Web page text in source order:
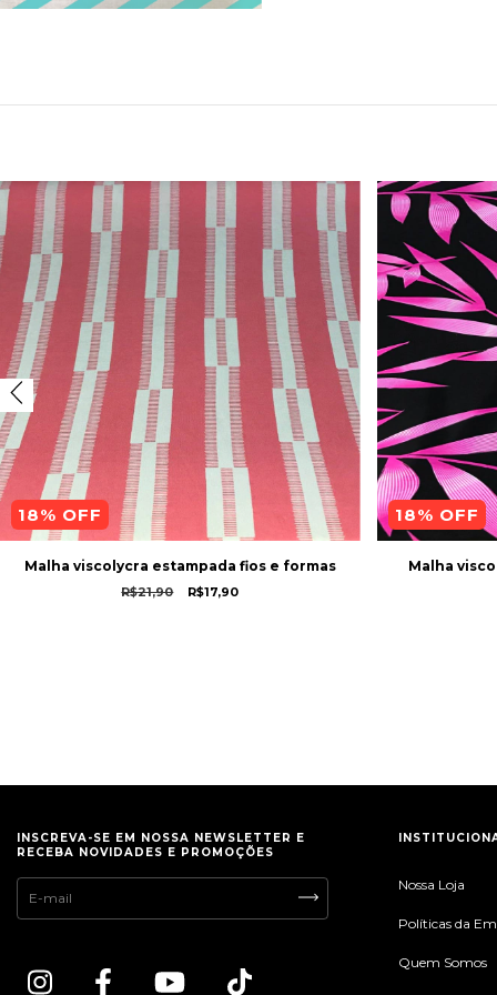
18% OFF
Malha viscolycra estampada fios e formas
R$21,90 R$17,90
18% OFF
Malha
INSCREVA-SE EM NOSSA NEWSLETTER E
RECEBA NOVIDADES E PROMOÇÕES
Nossa Loja
Políticas da
Quem Somos